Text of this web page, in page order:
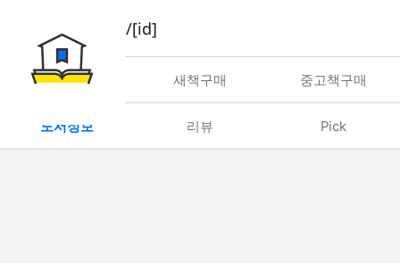
book/rent/[id]
대여 새책구매 중고책구매
도서정보 리뷰 Pick